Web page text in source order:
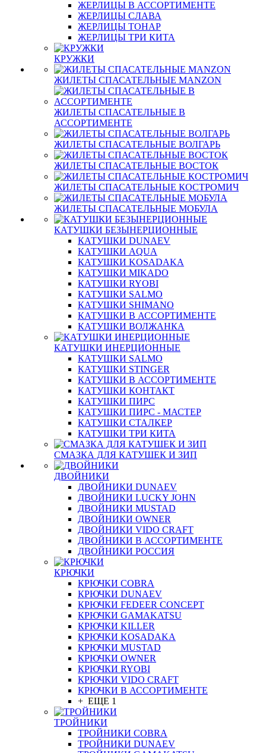
ЖЕРЛИЦЫ В АССОРТИМЕНТЕ
ЖЕРЛИЦЫ СЛАВА
ЖЕРЛИЦЫ ТОНАР
ЖЕРЛИЦЫ ТРИ КИТА
КРУЖКИ
ЖИЛЕТЫ СПАСАТЕЛЬНЫЕ MANZON
ЖИЛЕТЫ СПАСАТЕЛЬНЫЕ В
АССОРТИМЕНТЕ
ЖИЛЕТЫ СПАСАТЕЛЬНЫЕ ВОЛГАРЬ
ЖИЛЕТЫ СПАСАТЕЛЬНЫЕ ВОСТОК
ЖИЛЕТЫ СПАСАТЕЛЬНЫЕ КОСТРОМИЧ
ЖИЛЕТЫ СПАСАТЕЛЬНЫЕ МОБУЛА
КАТУШКИ БЕЗЫНЕРЦИОННЫЕ
КАТУШКИ DUNAEV
КАТУШКИ AQUA
КАТУШКИ KOSADAKA
КАТУШКИ MIKADO
КАТУШКИ RYOBI
КАТУШКИ SALMO
КАТУШКИ SHIMANO
КАТУШКИ В АССОРТИМЕНТЕ
КАТУШКИ ВОЛЖАНКА
КАТУШКИ ИНЕРЦИОННЫЕ
КАТУШКИ SALMO
КАТУШКИ STINGER
КАТУШКИ В АССОРТИМЕНТЕ
КАТУШКИ КОНТАКТ
КАТУШКИ ПИРС
КАТУШКИ ПИРС - МАСТЕР
КАТУШКИ СТАЛКЕР
КАТУШКИ ТРИ КИТА
СМАЗКА ДЛЯ КАТУШЕК И ЗИП
ДВОЙНИКИ
ДВОЙНИКИ DUNAEV
ДВОЙНИКИ LUCKY JOHN
ДВОЙНИКИ MUSTAD
ДВОЙНИКИ OWNER
ДВОЙНИКИ VIDO CRAFT
ДВОЙНИКИ В АССОРТИМЕНТЕ
ДВОЙНИКИ РОССИЯ
КРЮЧКИ
КРЮЧКИ COBRA
КРЮЧКИ DUNAEV
КРЮЧКИ FEDEER CONCEPT
КРЮЧКИ GAMAKATSU
КРЮЧКИ KILLER
КРЮЧКИ KOSADAKA
КРЮЧКИ MUSTAD
КРЮЧКИ OWNER
КРЮЧКИ RYOBI
КРЮЧКИ VIDO CRAFT
КРЮЧКИ В АССОРТИМЕНТЕ
+ ЕЩЕ 1
ТРОЙНИКИ
ТРОЙНИКИ COBRA
ТРОЙНИКИ DUNAEV